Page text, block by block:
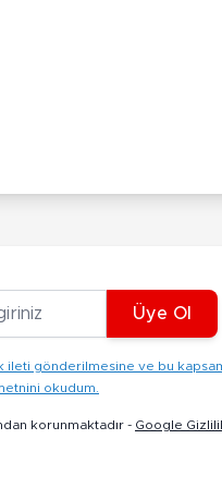
Üye Ol
ileti gönderilmesine ve bu
okudum.
korunmaktadır - Google